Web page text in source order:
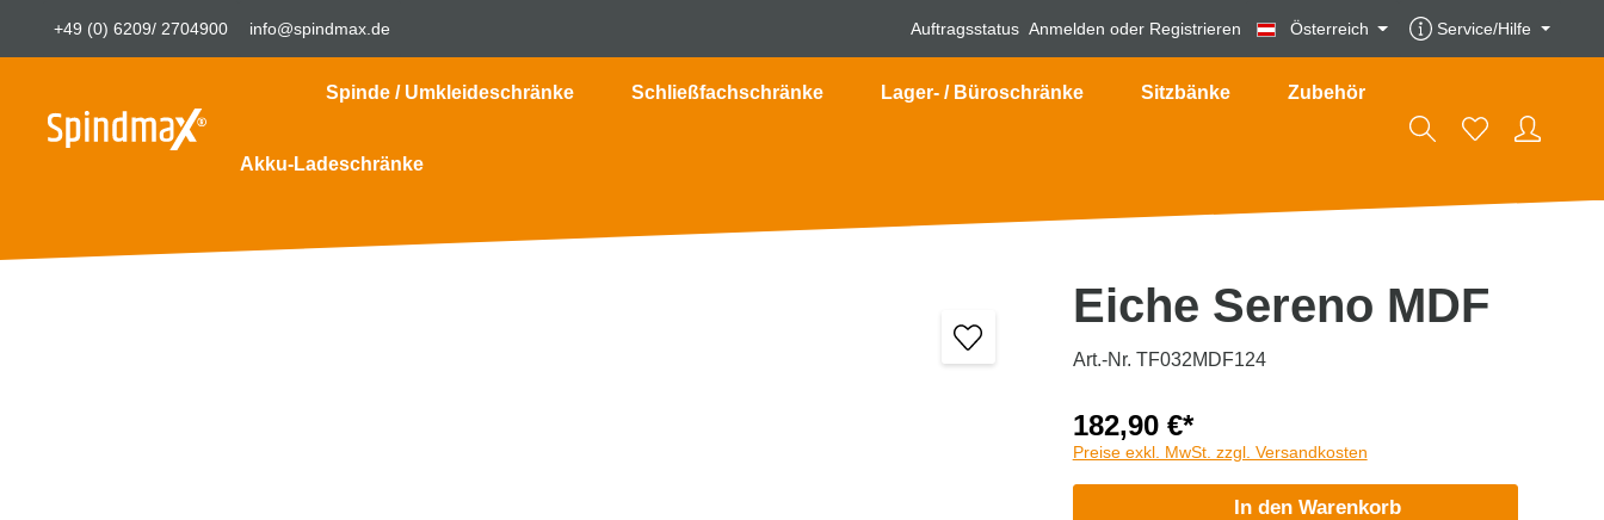
+49 (0) 6209/ 2704900 info@spindmax.de Auftragsstatus Anmelden oder Registrieren Österreich Service/Hilfe
Spinde / Umkleideschränke Schließfachschränke Lager- / Büroschränke Sitzbänke Zubehör
Akku-Ladeschränke
Eiche Sereno MDF
Art.-Nr. TF032MDF124
182,90 €*
Preise exkl. MwSt. zzgl. Versandkosten
In den Warenkorb